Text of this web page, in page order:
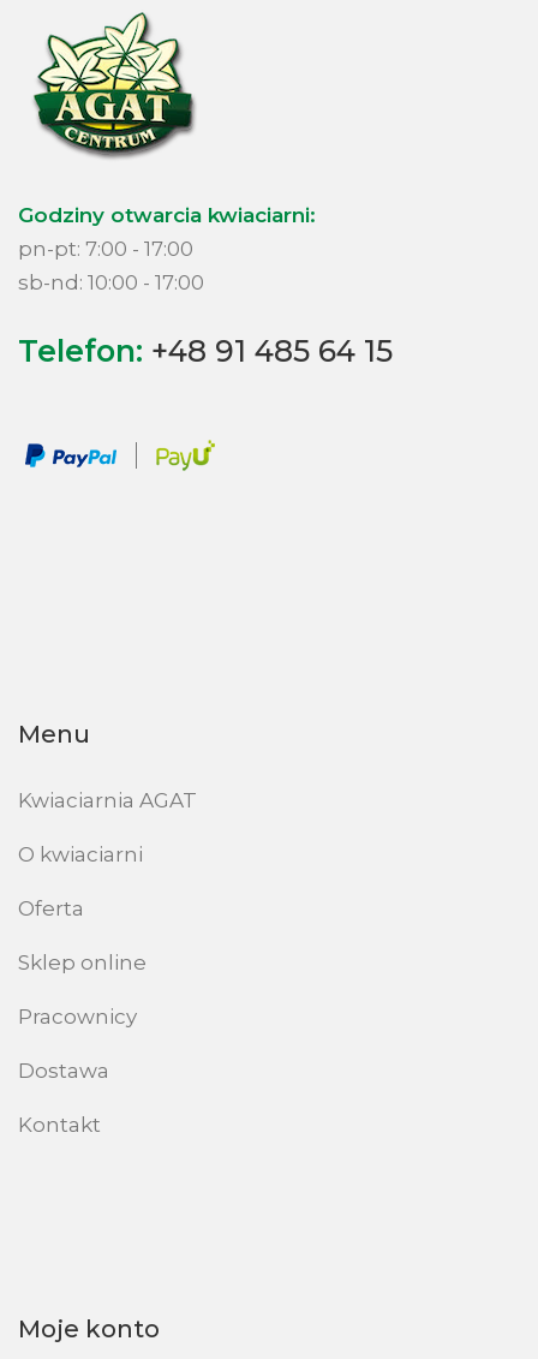
Godziny otwarcia kwiaciarni:
pn-pt: 7:00 - 17:00
sb-nd: 10:00 - 17:00
Telefon: +48 91 485 64 15
Menu
Kwiaciarnia AGAT
O kwiaciarni
Oferta
Sklep online
Pracownicy
Dostawa
Kontakt
Moje konto